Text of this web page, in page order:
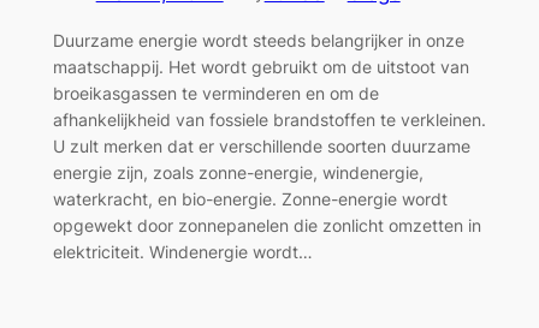
Duurzame energie wordt steeds belangrijker in onze
maatschappij. Het wordt gebruikt om de uitstoot van
broeikasgassen te verminderen en om de
afhankelijkheid van fossiele brandstoffen te verkleinen.
U zult merken dat er verschillende soorten duurzame
energie zijn, zoals zonne-energie, windenergie,
waterkracht, en bio-energie. Zonne-energie wordt
opgewekt door zonnepanelen die zonlicht omzetten in
elektriciteit. Windenergie wordt…